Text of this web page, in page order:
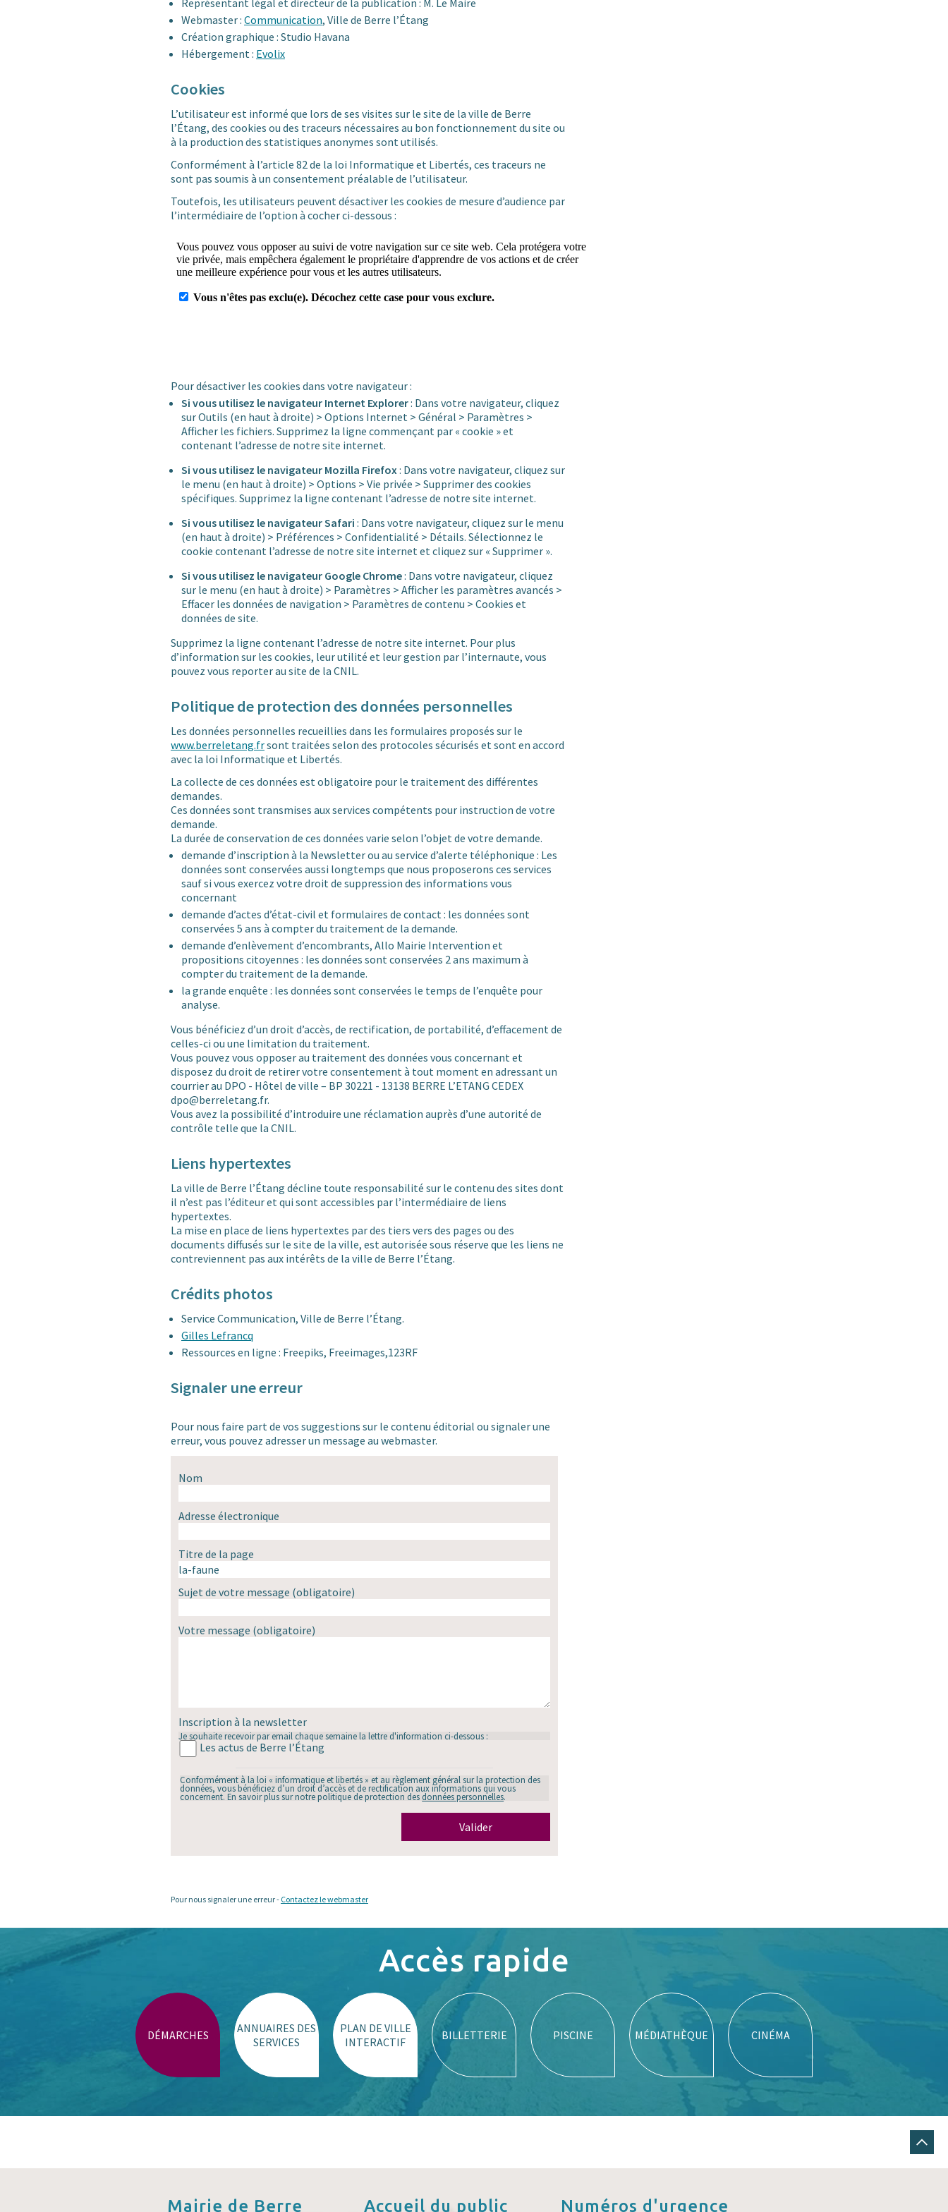
Représentant légal et directeur de la publication : M. Le Maire
Webmaster : Communication, Ville de Berre l’Étang
Création graphique : Studio Havana
Hébergement : Evolix
Cookies
L’utilisateur est informé que lors de ses visites sur le site de la ville de Berre
l’Étang, des cookies ou des traceurs nécessaires au bon fonctionnement du site ou
à la production des statistiques anonymes sont utilisés.
Conformément à l’article 82 de la loi Informatique et Libertés, ces traceurs ne
sont pas soumis à un consentement préalable de l’utilisateur.
Toutefois, les utilisateurs peuvent désactiver les cookies de mesure d’audience par
l’intermédiaire de l’option à cocher ci-dessous :
Pour désactiver les cookies dans votre navigateur :
Si vous utilisez le navigateur Internet Explorer: Dans votre navigateur, cliquez
sur Outils (en haut à droite) > Options Internet > Général > Paramètres >
Afficher les fichiers. Supprimez la ligne commençant par « cookie » et
contenant l’adresse de notre site internet.
Si vous utilisez le navigateur Mozilla Firefox: Dans votre navigateur, cliquez sur
le menu (en haut à droite) > Options > Vie privée > Supprimer des cookies
spécifiques. Supprimez la ligne contenant l’adresse de notre site internet.
Si vous utilisez le navigateur Safari : Dans votre navigateur, cliquez sur le menu
(en haut à droite) > Préférences > Confidentialité > Détails. Sélectionnez le
cookie contenant l’adresse de notre site internet et cliquez sur « Supprimer ».
Si vous utilisez le navigateur Google Chrome: Dans votre navigateur, cliquez
sur le menu (en haut à droite) > Paramètres > Afficher les paramètres avancés >
Effacer les données de navigation > Paramètres de contenu > Cookies et
données de site.
Supprimez la ligne contenant l’adresse de notre site internet. Pour plus
d’information sur les cookies, leur utilité et leur gestion par l’internaute, vous
pouvez vous reporter au site de la CNIL.
Politique de protection des données personnelles
Les données personnelles recueillies dans les formulaires proposés sur le
www.berreletang.frsont traitées selon des protocoles sécurisés et sont en accord
avec la loi Informatique et Libertés.
La collecte de ces données est obligatoire pour le traitement des différentes
demandes.
Ces données sont transmises aux services compétents pour instruction de votre
demande.
La durée de conservation de ces données varie selon l’objet de votre demande.
demande d’inscription à la Newsletter ou au service d’alerte téléphonique : Les
données sont conservées aussi longtemps que nous proposerons ces services
sauf si vous exercez votre droit de suppression des informations vous
concernant
demande d’actes d’état-civil et formulaires de contact : les données sont
conservées 5 ans à compter du traitement de la demande.
demande d’enlèvement d’encombrants, Allo Mairie Intervention et
propositions citoyennes : les données sont conservées 2 ans maximum à
compter du traitement de la demande.
la grande enquête : les données sont conservées le temps de l’enquête pour
analyse.
Vous bénéficiez d’un droit d’accès, de rectification, de portabilité, d’effacement de
celles-ci ou une limitation du traitement.
Vous pouvez vous opposer au traitement des données vous concernant et
disposez du droit de retirer votre consentement à tout moment en adressant un
courrier au DPO - Hôtel de ville – BP 30221 - 13138 BERRE L’ETANG CEDEX
dpo@berreletang.fr.
Vous avez la possibilité d’introduire une réclamation auprès d’une autorité de
contrôle telle que la CNIL.
Liens hypertextes
La ville de Berre l’Étang décline toute responsabilité sur le contenu des sites dont
il n’est pas l’éditeur et qui sont accessibles par l’intermédiaire de liens
hypertextes.
La mise en place de liens hypertextes par des tiers vers des pages ou des
documents diffusés sur le site de la ville, est autorisée sous réserve que les liens ne
contreviennent pas aux intérêts de la ville de Berre l’Étang.
Crédits photos
Service Communication, Ville de Berre l’Étang.
Gilles Lefrancq
Ressources en ligne : Freepiks, Freeimages,123RF
Signaler une erreur
Pour nous faire part de vos suggestions sur le contenu éditorial ou signaler une
erreur, vous pouvez adresser un message au webmaster.
Nom
Adresse électronique
Titre de la page
Sujet de votre message (obligatoire)
Votre message (obligatoire)
Inscription à la newsletter
Je souhaite recevoir par email chaque semaine la lettre d'information ci-dessous :
Les actus de Berre l’Étang
Conformément à la loi « informatique et libertés » et au règlement général sur la protection des
données, vous bénéficiez d’un droit d’accès et de rectification aux informations qui vous
concernent. En savoir plus sur notre politique de protection des données personnelles.
Valider
Pour nous signaler une erreur - Contactez le webmaster
Accès rapide
DÉMARCHES
ANNUAIRES DES
SERVICES
PLAN DE VILLE
INTERACTIF
BILLETTERIE PISCINE MÉDIATHÈQUE CINÉMA
Mairie de Berre Accueil du public Numéros d'urgence